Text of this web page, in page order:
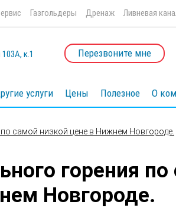
Газгольдеры Дренаж Ливневая
к.1 Перезвоните мне
услуги Цены Полезное О
самой низкой цене в Нижнем Новгороде.
горения
Новгороде.